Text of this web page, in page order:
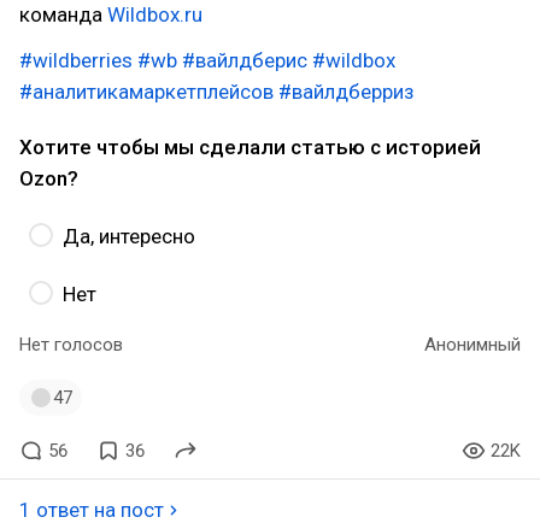
команда Wildbox.ru
#wildberries #wb #вайлдберис #wildbox
#аналитикамаркетплейсов #вайлдберриз
Хотите чтобы мы сделали статью с историей
Ozon?
Да, интересно
Нет
Нет голосов Анонимный
47
56 36 22K
1 ответ на пост